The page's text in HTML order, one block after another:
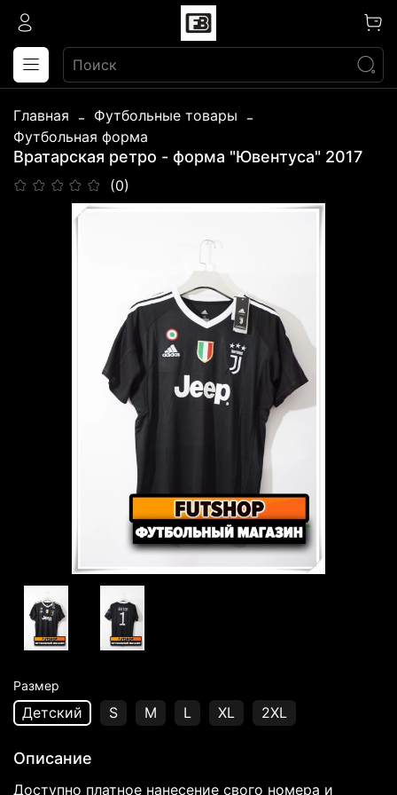
Главная
Футбольные товары
Футбольная форма
Вратарская ретро - форма "Ювентуса" 2017
(0)
Размер
Детский S M L XL 2XL
Описание
Доступно платное нанесение свого номера и